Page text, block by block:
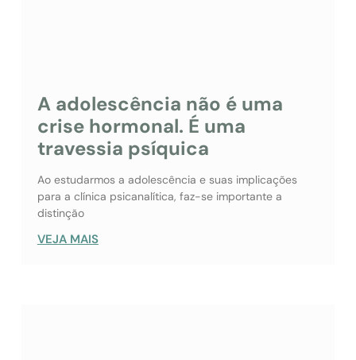
A adolescência não é uma
crise hormonal. É uma
travessia psíquica
Ao estudarmos a adolescência e suas implicações
para a clínica psicanalítica, faz-se importante a
distinção
VEJA MAIS